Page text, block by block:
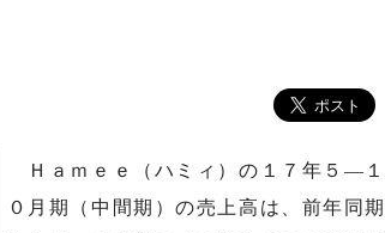
Ｈａｍｅｅ（ハミィ）の１７年５―１
０月期（中間期）の売上高は、前年同期